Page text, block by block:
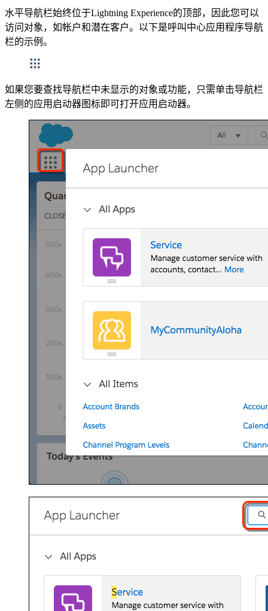
水平导航栏始终位于Lightning Experience的顶部，因此您可以
访问对象，如帐户和潜在客户。以下是呼叫中心应用程序导航
栏的示例。
如果您要查找导航栏中未显示的对象或功能，只需单击导航栏
左侧的应用启动器图标即可打开应用启动器。